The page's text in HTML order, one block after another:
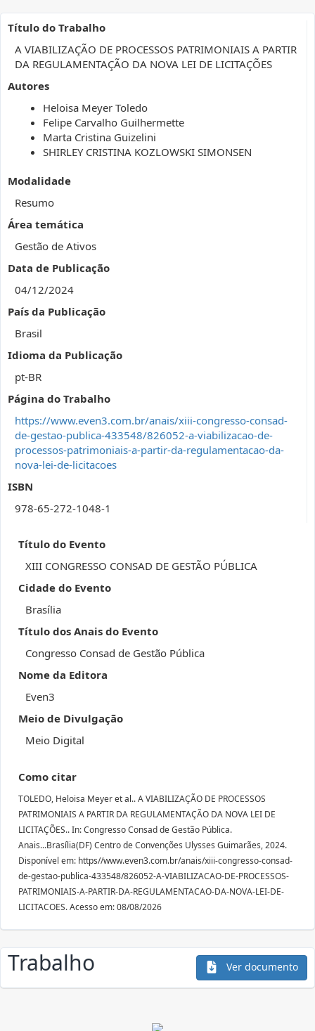
Título do Trabalho
A VIABILIZAÇÃO DE PROCESSOS PATRIMONIAIS A PARTIR
DA REGULAMENTAÇÃO DA NOVA LEI DE LICITAÇÕES
Autores
Heloisa Meyer Toledo
Felipe Carvalho Guilhermette
Marta Cristina Guizelini
SHIRLEY CRISTINA KOZLOWSKI SIMONSEN
Modalidade
Resumo
Área temática
Gestão de Ativos
Data de Publicação
04/12/2024
País da Publicação
Brasil
Idioma da Publicação
pt-BR
Página do Trabalho
https://www.even3.com.br/anais/xiii-congresso-consad-
de-gestao-publica-433548/826052-a-viabilizacao-de-
processos-patrimoniais-a-partir-da-regulamentacao-da-
nova-lei-de-licitacoes
ISBN
978-65-272-1048-1
Título do Evento
XIII CONGRESSO CONSAD DE GESTÃO PÚBLICA
Cidade do Evento
Brasília
Título dos Anais do Evento
Congresso Consad de Gestão Pública
Nome da Editora
Even3
Meio de Divulgação
Meio Digital
Como citar
TOLEDO, Heloisa Meyer et al.. A VIABILIZAÇÃO DE PROCESSOS
PATRIMONIAIS A PARTIR DA REGULAMENTAÇÃO DA NOVA LEI DE
LICITAÇÕES.. In: Congresso Consad de Gestão Pública.
Anais...Brasília(DF) Centro de Convenções Ulysses Guimarães, 2024.
Disponível em: https//www.even3.com.br/anais/xiii-congresso-consad-
de-gestao-publica-433548/826052-A-VIABILIZACAO-DE-PROCESSOS-
PATRIMONIAIS-A-PARTIR-DA-REGULAMENTACAO-DA-NOVA-LEI-DE-
LICITACOES. Acesso em: 08/08/2026
Trabalho Ver documento